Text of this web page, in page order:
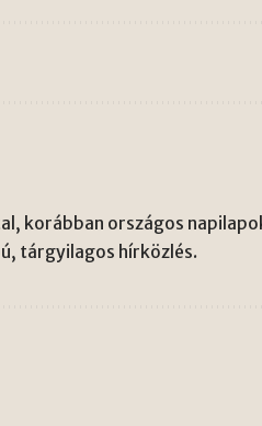
korábban országos
tárgyilagos hírközlés.